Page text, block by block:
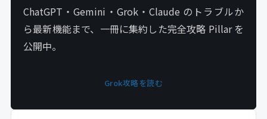
ChatGPT・Gemini・Grok・Claude のトラブルか
ら最新機能まで、一冊に集約した完全攻略 Pillar を
公開中。
Grok攻略を読む